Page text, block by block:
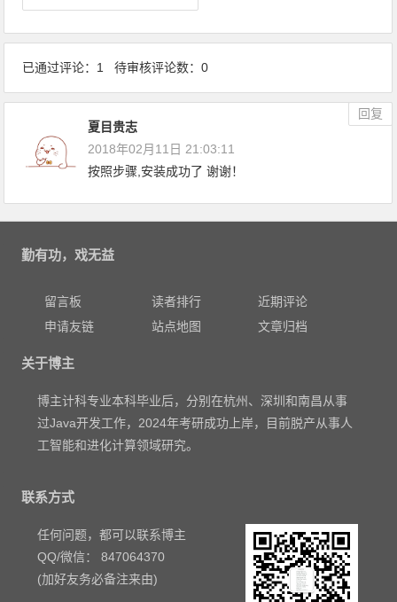
已通过评论：1 待审核评论数：0
夏目贵志
回复
2018年02月11日 21:03:11
按照步骤,安装成功了 谢谢！
勤有功，戏无益
留言板 读者排行
近期评论
申请友链
站点地图 文章归档
关于博主
博主计科专业本科毕业后，分别在杭州、深圳和南昌从事
过Java开发工作，2024年考研成功上岸，目前脱产从事人
工智能和进化计算领域研究。
联系方式
任何问题，都可以联系博主
QQ/微信： 847064370
(加好友务必备注来由)